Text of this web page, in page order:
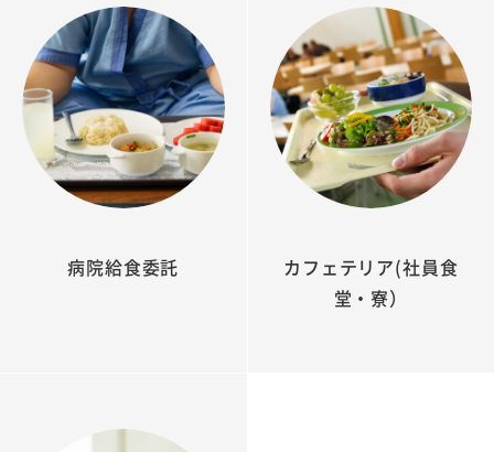
病院給食委託
カフェテリア(社員食
堂・寮）